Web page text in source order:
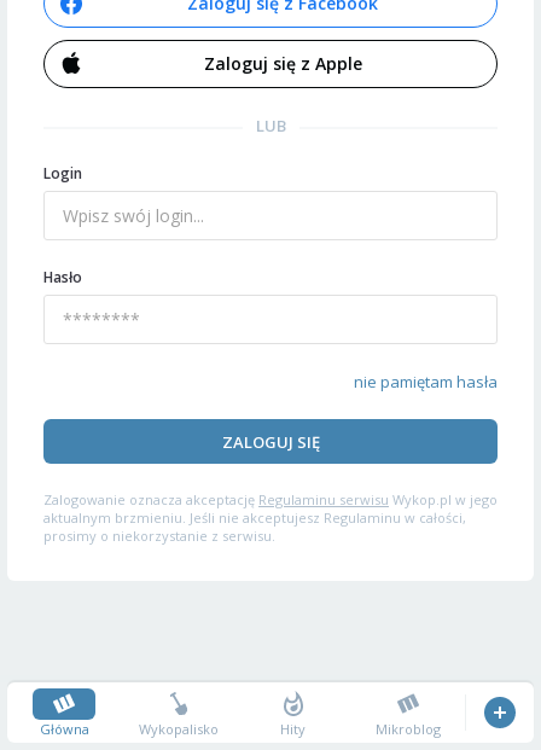
Zaloguj się z Apple
LUB
Login
Hasło
nie pamiętam hasła
ZALOGUJ SIĘ
Zalogowanie oznacza akceptację Regulaminu serwisu Wykop.pl w jego
aktualnym brzmieniu. Jeśli nie akceptujesz Regulaminu w całości,
prosimy o niekorzystanie z serwisu.
Główna Wykopalisko Hity Mikroblog